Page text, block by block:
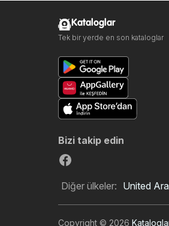
Kataloglar
Tek bir yerde en son kataloglar
Bizi takip edin
Diğer ülkeler: United
Copyright © 2026